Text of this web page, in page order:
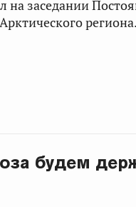
на заседании
региона.
будем